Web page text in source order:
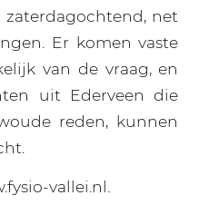
net
Er komen vaste
van de vraag, en
uit Ederveen die
reden, kunnen
vallei.nl.